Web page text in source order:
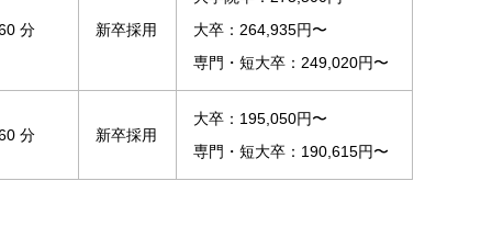
分 新卒採用
大卒：264,935円〜
専門・短大卒：249,020円〜
分 新卒採用
大卒：195,050円〜
専門・短大卒：190,615円〜